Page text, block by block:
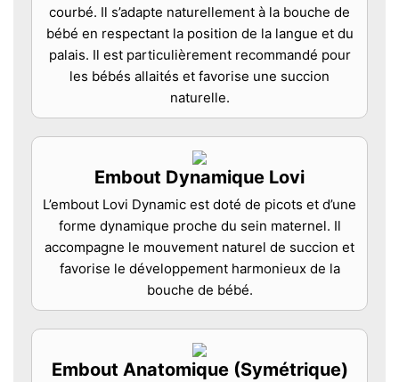
courbé. Il s’adapte naturellement à la bouche de
bébé en respectant la position de la langue et du
palais. Il est particulièrement recommandé pour
les bébés allaités et favorise une succion
naturelle.
Embout Dynamique Lovi
L’embout Lovi Dynamic est doté de picots et d’une
forme dynamique proche du sein maternel. Il
accompagne le mouvement naturel de succion et
favorise le développement harmonieux de la
bouche de bébé.
Embout Anatomique (Symétrique)